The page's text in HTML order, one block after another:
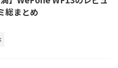
総まとめ